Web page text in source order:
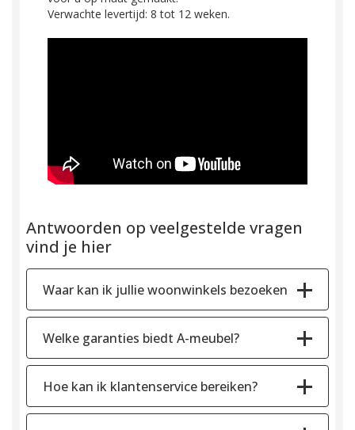
Verwachte levertijd: 8 tot 12 weken.
Antwoorden op veelgestelde vragen
vind je hier
Waar kan ik jullie woonwinkels bezoeken
Welke garanties biedt A-meubel?
Hoe kan ik klantenservice bereiken?